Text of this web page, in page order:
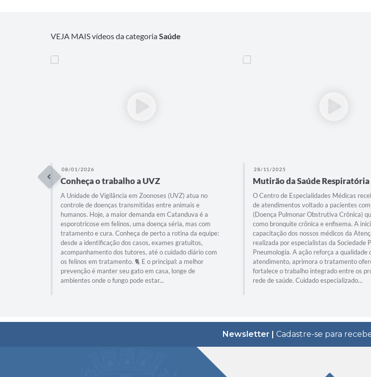
VEJA MAIS vídeos da categoriaSaúde
08/01/2026
Conheça o trabalho a UVZ
A Unidade de Vigilância em Zoonoses (UVZ) atua no
controle de doenças transmitidas entre animais e
humanos. Hoje, a maior demanda em Catanduva é a
esporotricose em felinos, uma doença séria, mas com
tratamento e cura. Conheça de perto a rotina da equipe:
desde a identificação dos casos, exames gratuitos,
acompanhamento dos tutores, até o cuidado diário com
os felinos em tratamento. 🐈 E o principal: a melhor
prevenção é manter seu gato em casa, longe de
ambientes onde o fungo pode estar...
28/11/2025
Mutirão da Saúde Respiratória
O Centro de Especialidades Médicas
de atendimentos voltado a pacientes
(Doença Pulmonar Obstrutiva Crônica)
como bronquite crônica e enfisema. A
capacitação dos nossos médicos da
realizada por especialistas da Sociedade
Pneumologia. A ação reforça a qualidade
atendimento, aprimora o tratamento
fortalece o trabalho integrado entre os
rede de saúde. Cuidado especializado...
Newsletter | Cadastre-se para